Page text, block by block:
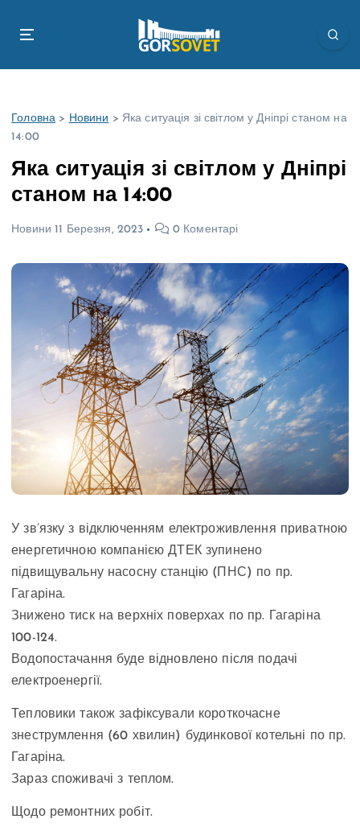
Головна > Новини > Яка ситуація зі світлом у Дніпрі станом на
14:00
Яка ситуація зі світлом у Дніпрі
станом на 14:00
Новини 11 Березня, 2023 0 Коментарі
У зв’язку з відключенням електроживлення приватною
енергетичною компанією ДТЕК зупинено
підвищувальну насосну станцію (ПНС) по пр.
Гагаріна.
Знижено тиск на верхніх поверхах по пр. Гагаріна
100-124.
Водопостачання буде відновлено після подачі
електроенергії.
Тепловики також зафіксували короткочасне
знеструмлення (60 хвилин) будинкової котельні по пр.
Гагаріна.
Зараз споживачі з теплом.
Щодо ремонтних робіт.